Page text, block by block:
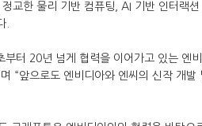
교한 물리 기반 컴퓨팅, AI 기반 인터랙
.
터 20년 넘게 협력을 이어가고 있는 엔
“앞으로도 엔비디아와 엔씨의 신작 개